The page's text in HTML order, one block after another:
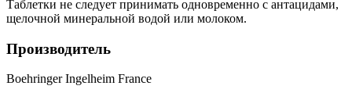
Таблетки не следует принимать одновременно с антацидами,
щелочной минеральной водой или молоком.
Производитель
Boehringer Ingelheim France